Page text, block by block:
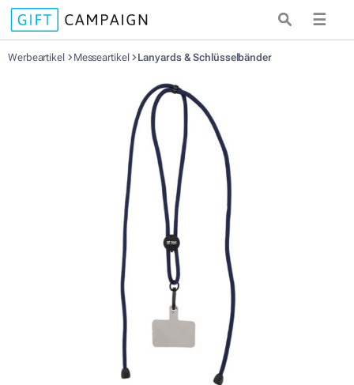
☰
Werbeartikel Messeartikel Lanyards & Schlüsselbänder